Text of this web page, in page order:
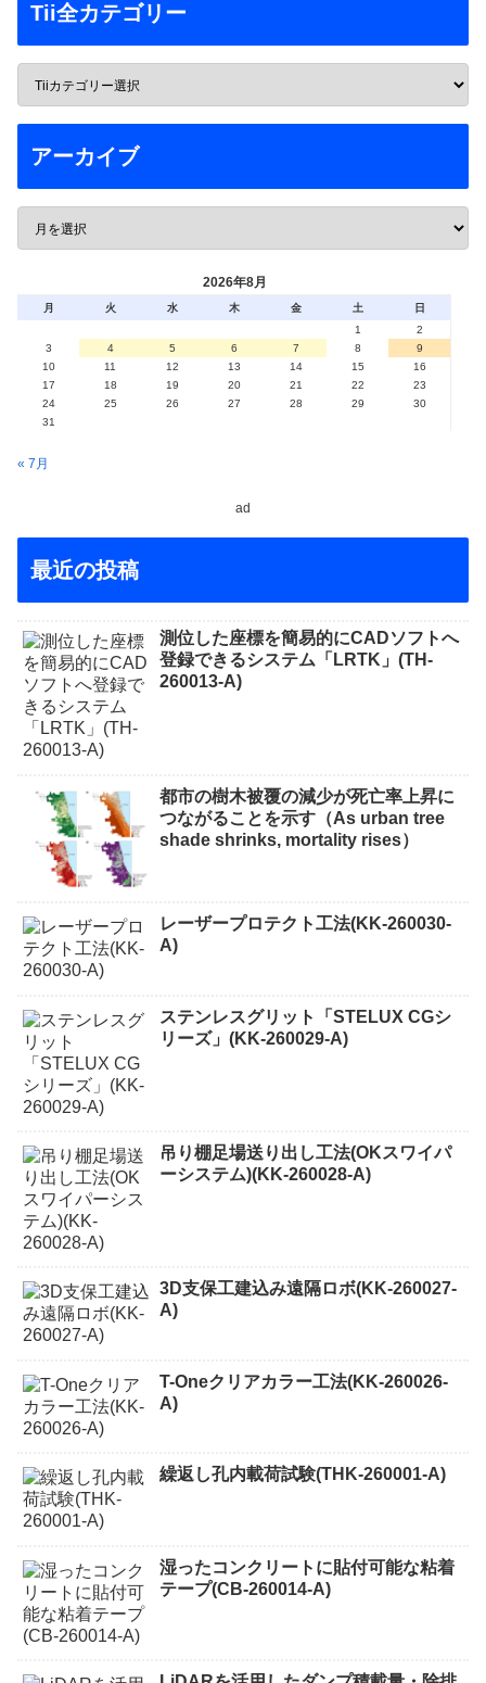
Tii全カテゴリー
アーカイブ
2026年8月
月 火 水 木 金 土
日
1
2
3
4 5 6 7 8
9
10
11 12 13 14 15
16
17
18 19 20 21 22
23
24
25 26 27 28 29
30
31
« 7月
ad
最近の投稿
測位した座標を簡易的にCADソフトへ
登録できるシステム「LRTK」(TH-
260013-A)
都市の樹木被覆の減少が死亡率上昇に
つながることを示す（As urban tree
shade shrinks, mortality rises）
レーザープロテクト⼯法(KK-260030-
A)
ステンレスグリット「STELUX CGシ
リーズ」(KK-260029-A)
吊り棚足場送り出し工法(OKスワイパ
ーシステム)(KK-260028-A)
3D支保工建込み遠隔ロボ(KK-260027-
A)
T-Oneクリアカラー工法(KK-260026-
A)
繰返し孔内載荷試験(THK-260001-A)
湿ったコンクリートに貼付可能な粘着
テープ(CB-260014-A)